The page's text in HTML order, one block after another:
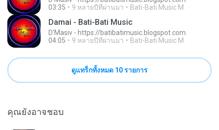
03:35
9 หลายปีที่ผ่านมา Bati-Bati Music M.
Damai - Bati-Bati Music
D'Masiv - https://batibatimusic.blogspot.com
04:05
9 หลายปีที่ผ่านมา Bati-Bati Music M.
ดูแทร็กทั้งหมด 10 รายการ
คุณยังอาจชอบ